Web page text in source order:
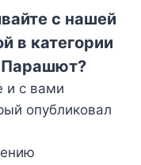
с нашей
в категории
Парашют?
и с вами
опубликовал